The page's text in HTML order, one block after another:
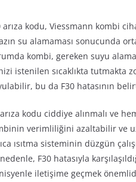
arıza kodu, Viessmann kombi
su alamaması sonucunda
kombi, gereken suyu
istenilen sıcaklıkta tutmakta
bu da F30 hatasının
kodu ciddiye alınmalı ve
verimliliğini azaltabilir ve
ısıtma sisteminin düzgün
F30 hatasıyla
iletişime geçmek